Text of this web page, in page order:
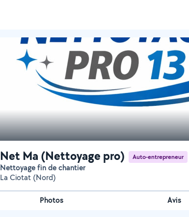
Net Ma (Nettoyage pro) Auto-entrepreneur
Nettoyage fin de chantier
La Ciotat (Nord)
Photos Avis